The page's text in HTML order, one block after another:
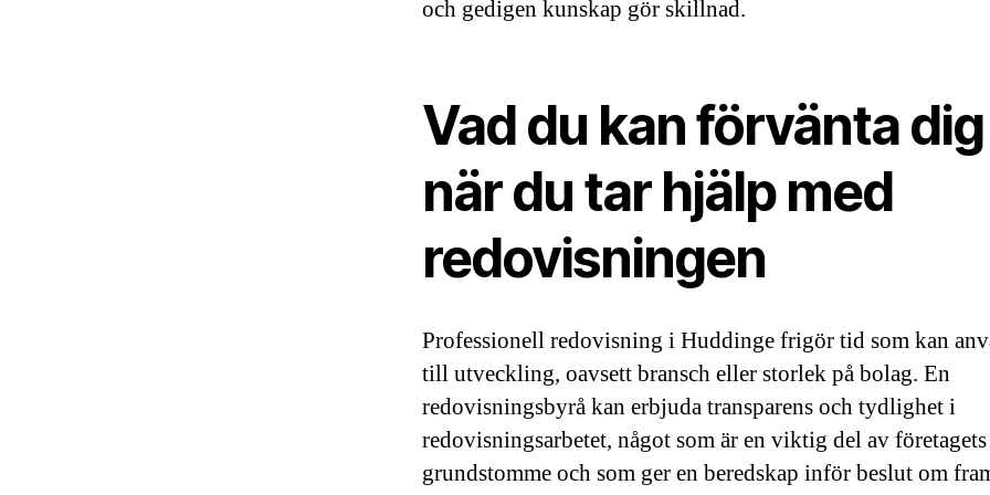
och gedigen kunskap gör skillnad.
Vad du kan förvänta dig
när du tar hjälp med
redovisningen
Professionell redovisning i Huddinge frigör tid som kan
till utveckling, oavsett bransch eller storlek på bolag. En
redovisningsbyrå kan erbjuda transparens och tydlighet i
redovisningsarbetet, något som är en viktig del av företagets
grundstomme och som ger en beredskap inför beslut om